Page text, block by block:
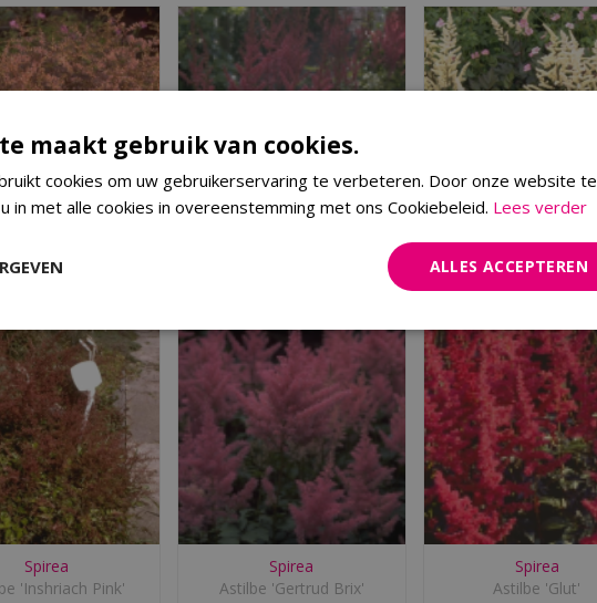
'Sprite'
Astilbe 'Irrlicht'
Spirea
'Inshriach Pink'
Spirea
Astilbe 'Gertrud Brix'
Spirea
Astilbe 'Glut'
maakt gebruik van cookies.
cookies om uw gebruikerservaring te verbeteren. Door onze website te
in met alle cookies in overeenstemming met ons Cookiebeleid. Lees verder
ALLES ACCEPTEREN